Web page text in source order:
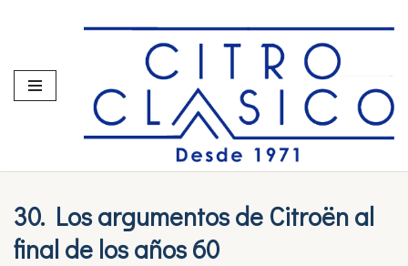
al
contenido
30. Los argumentos de Citroën al
final de los años 60